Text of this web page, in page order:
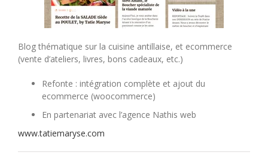
Blog thématique sur la cuisine antillaise, et ecommerce
(vente d’ateliers, livres, bons cadeaux, etc.)
Refonte : intégration complète et ajout du
ecommerce (woocommerce)
En partenariat avec l’agence Nathis web
www.tatiemaryse.com